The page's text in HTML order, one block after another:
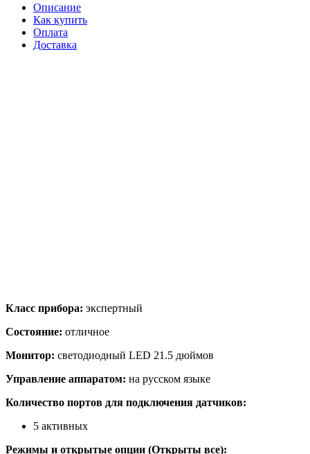
Описание
Как купить
Оплата
Доставка
Класс прибора: экспертный
Состояние: отличное
Монитор: светодиодный LED 21.5 дюймов
Управление аппаратом: на русском языке
Количество портов для подключения датчиков:
5 активных
Режимы и открытые опции (Открыты все):